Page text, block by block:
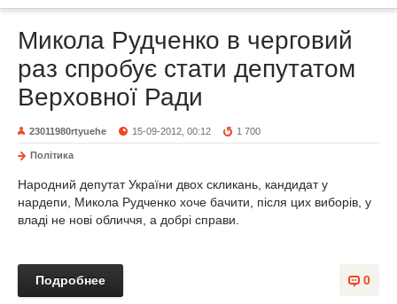
Микола Рудченко в черговий
раз спробує стати депутатом
Верховної Ради
23011980rtyuehe 15-09-2012, 00:12 1 700
Політика
Народний депутат України двох скликань, кандидат у
нардепи, Микола Рудченко хоче бачити, після цих виборів, у
владі не нові обличчя, а добрі справи.
0
Подробнее